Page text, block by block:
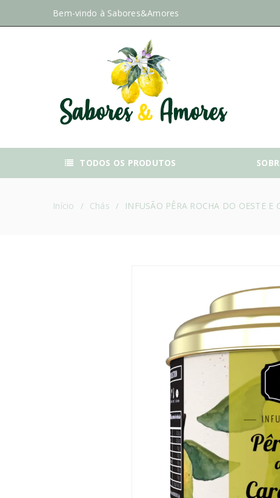
Bem-vindo à Sabores&Amores
TODOS OS PRODUTOS
Início / Chás / INFUSÃO PÊRA ROCHA DO OESTE